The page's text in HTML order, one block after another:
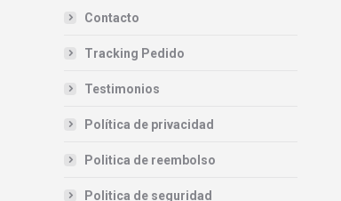
Contacto
Tracking Pedido
Testimonios
Política de privacidad
Politica de reembolso
Politica de seguridad